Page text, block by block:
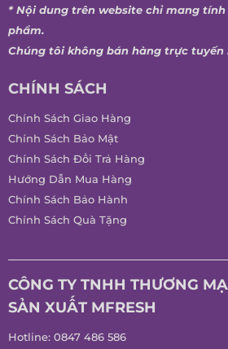
* Nội dung trên website chỉ mang
phẩm.
Chúng tôi không bán hàng trực tuyến
CHÍNH SÁCH
Chính Sách Giao Hàng
Chính Sách Bảo Mật
Chính Sách Đổi Trả Hàng
Hướng Dẫn Mua Hàng
Chính Sách Bảo Hành
Chính Sách Quà Tặng
CÔNG TY TNHH THƯƠNG
SẢN XUẤT MFRESH
Hotline: 0847 486 586